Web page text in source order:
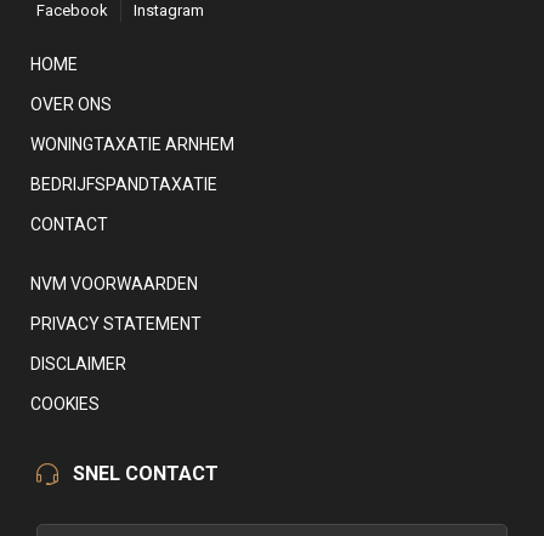
Facebook Instagram
HOME
OVER ONS
WONINGTAXATIE ARNHEM
BEDRIJFSPANDTAXATIE
CONTACT
NVM VOORWAARDEN
PRIVACY STATEMENT
DISCLAIMER
COOKIES
SNEL CONTACT